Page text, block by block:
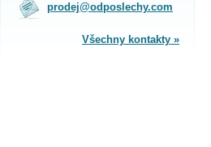
Jsme zkušení odborníci a rádi vám s
prodej@odposlechy.com
Všechny kontakty »